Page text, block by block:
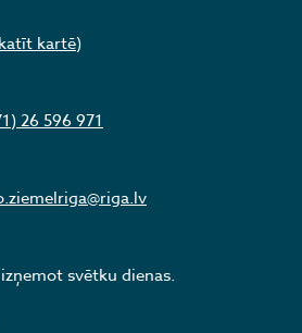
kartē)
26 596 971
svētku dienas.